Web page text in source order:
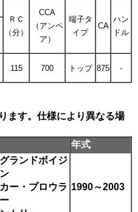
ＲＣ
（分）
CCA
（アンペ
ア）
端子タ
イプ
CA
ハン
ドル
115 700 トップ 875 -
す。仕様により異なる場
年式
ランドボイジ
ー・プロウラ 1990～2003